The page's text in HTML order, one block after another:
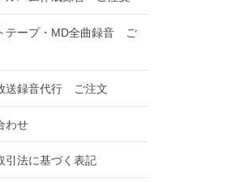
テープ・MD全曲録音 ご
送録音代行 ご注文
わせ
引法に基づく表記